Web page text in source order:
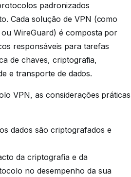
padronizados
Cada solução de VPN (como
WireGuard) é composta por
responsáveis para tarefas
de chaves, criptografia,
e transporte de dados.
VPN, as considerações práticas
dados são criptografados e
da criptografia e da
no desempenho da sua